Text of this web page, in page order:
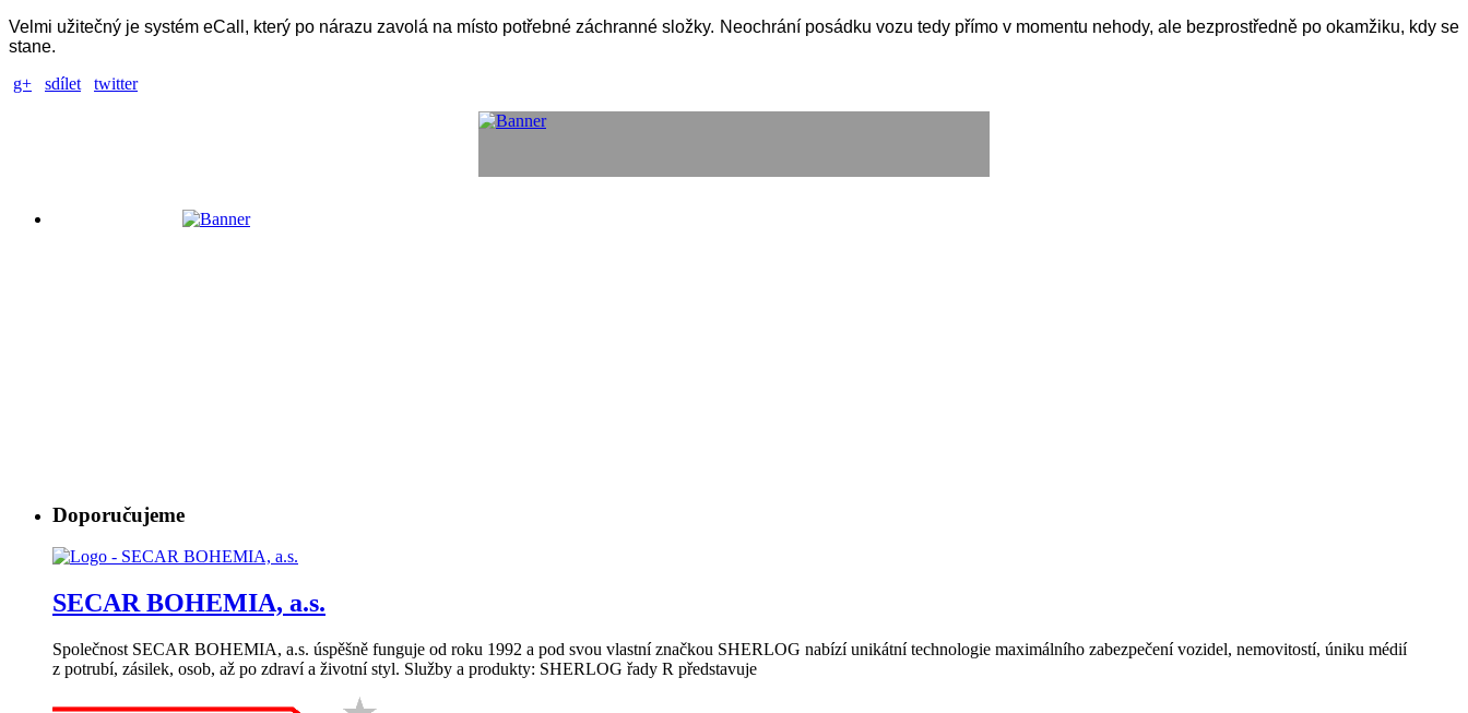
Velmi užitečný je systém eCall, který po nárazu zavolá na místo potřebné záchranné složky. Neochrání posádku vozu tedy přímo v momentu nehody, ale bezprostředně po okamžiku, kdy se
stane.
g+
sdílet twitter
Doporučujeme
SECAR BOHEMIA, a.s.
Společnost SECAR BOHEMIA, a.s. úspěšně funguje od roku 1992 a pod svou vlastní značkou SHERLOG nabízí unikátní technologie maximálního zabezpečení vozidel, nemovitostí, úniku médií
z potrubí, zásilek, osob, až po zdraví a životní styl. Služby a produkty: SHERLOG řady R představuje